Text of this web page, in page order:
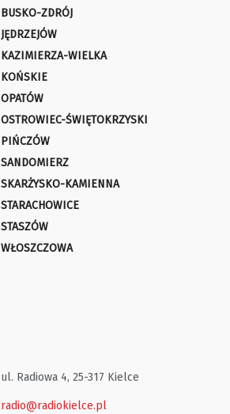
BUSKO-ZDRÓJ
JĘDRZEJÓW
KAZIMIERZA-WIELKA
KOŃSKIE
OPATÓW
OSTROWIEC-ŚWIĘTOKRZYSKI
PIŃCZÓW
SANDOMIERZ
SKARŻYSKO-KAMIENNA
STARACHOWICE
STASZÓW
WŁOSZCZOWA
ul. Radiowa 4, 25-317 Kielce
radio@radiokielce.pl